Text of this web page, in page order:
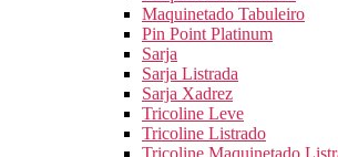
Maquinetado Tabuleiro
Pin Point Platinum
Sarja
Sarja Listrada
Sarja Xadrez
Tricoline Leve
Tricoline Listrado
Tricoline Maquinetado